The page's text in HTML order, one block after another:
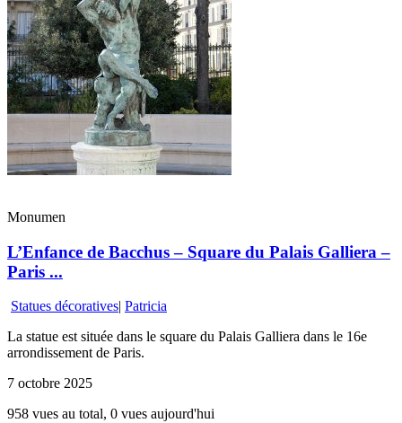
Monumen
L’Enfance de Bacchus – Square du Palais Galliera –
Paris ...
Statues décoratives| Patricia
La statue est située dans le square du Palais Galliera dans le 16e
arrondissement de Paris.
7 octobre 2025
958 vues au total, 0 vues aujourd'hui